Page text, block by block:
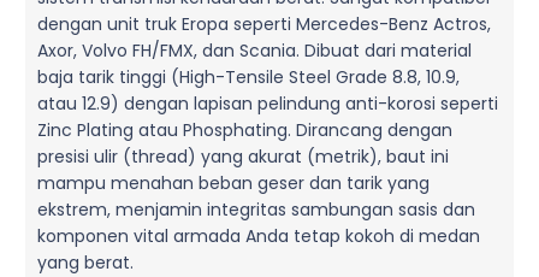
dengan unit truk Eropa seperti Mercedes-Benz Actros,
Axor, Volvo FH/FMX, dan Scania. Dibuat dari material
baja tarik tinggi (High-Tensile Steel Grade 8.8, 10.9,
atau 12.9) dengan lapisan pelindung anti-korosi seperti
Zinc Plating atau Phosphating. Dirancang dengan
presisi ulir (thread) yang akurat (metrik), baut ini
mampu menahan beban geser dan tarik yang
ekstrem, menjamin integritas sambungan sasis dan
komponen vital armada Anda tetap kokoh di medan
yang berat.